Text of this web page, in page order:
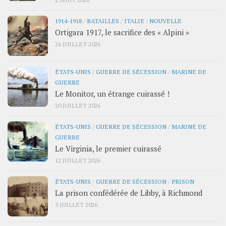
1914-1918 / BATAILLES / ITALIE / NOUVELLE
Ortigara 1917, le sacrifice des « Alpini »
26 JUILLET 2026
ÉTATS-UNIS /GUERRE DE SÉCESSION / MARINE DE
GUERRE
Le Monitor, un étrange cuirassé !
20 JUILLET 2026
ÉTATS-UNIS /GUERRE DE SÉCESSION / MARINE DE
GUERRE
Le Virginia, le premier cuirassé
12 JUILLET 2026
ÉTATS-UNIS /GUERRE DE SÉCESSION / PRISON
La prison confédérée de Libby, à Richmond
5 JUILLET 2026